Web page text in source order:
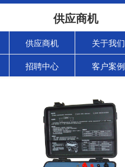
供应商机
供应商机 关于我们
招聘中心 客户案例